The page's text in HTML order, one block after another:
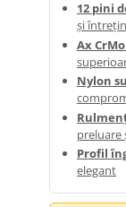
12 pini
și
Ax
Nylon
preluare
Profil
elegant